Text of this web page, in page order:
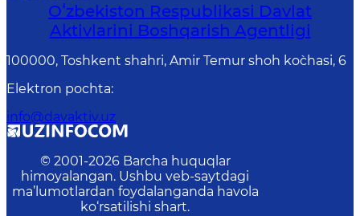
Oʻzbekiston Respublikasi Davlat
Aktivlarini Boshqarish Agentligi
100000, Toshkent shahri, Amir Temur shoh ko`chasi, 6
Elektron pochta:
info@davaktiv.uz
© 2001-2026 Barcha huquqlar
himoyalangan. Ushbu veb-saytdagi
ma’lumotlardan foydalanganda havola
ko‘rsatilishi shart.